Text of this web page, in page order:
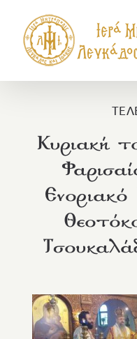
περιεχόμενο
Κυριακή